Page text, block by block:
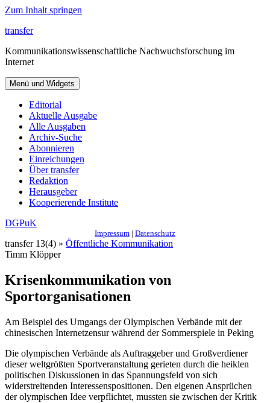
Zum Inhalt springen
transfer
Kommunikationswissenschaftliche Nachwuchsforschung im
Internet
Menü und Widgets
Editorial
Aktuelle Ausgabe
Alle Ausgaben
Archiv-Suche
Abonnieren
Einreichungen
Über transfer
Redaktion
Herausgeber
Kooperierende Institute
DGPuK
Impressum | Datenschutz
transfer 13(4) » Öffentliche Kommunikation
Timm Klöpper
Krisenkommunikation von
Sportorganisationen
Am Beispiel des Umgangs der Olympischen Verbände mit der
chinesischen Internetzensur während der Sommerspiele in Peking
Die olympischen Verbände als Auftraggeber und Großverdiener
dieser weltgrößten Sportveranstaltung gerieten durch die heiklen
politischen Diskussionen in das Spannungsfeld von sich
widerstreitenden Interessenspositionen. Den eigenen Ansprüchen
der olympischen Idee verpflichtet, mussten sie zwischen der Kritik